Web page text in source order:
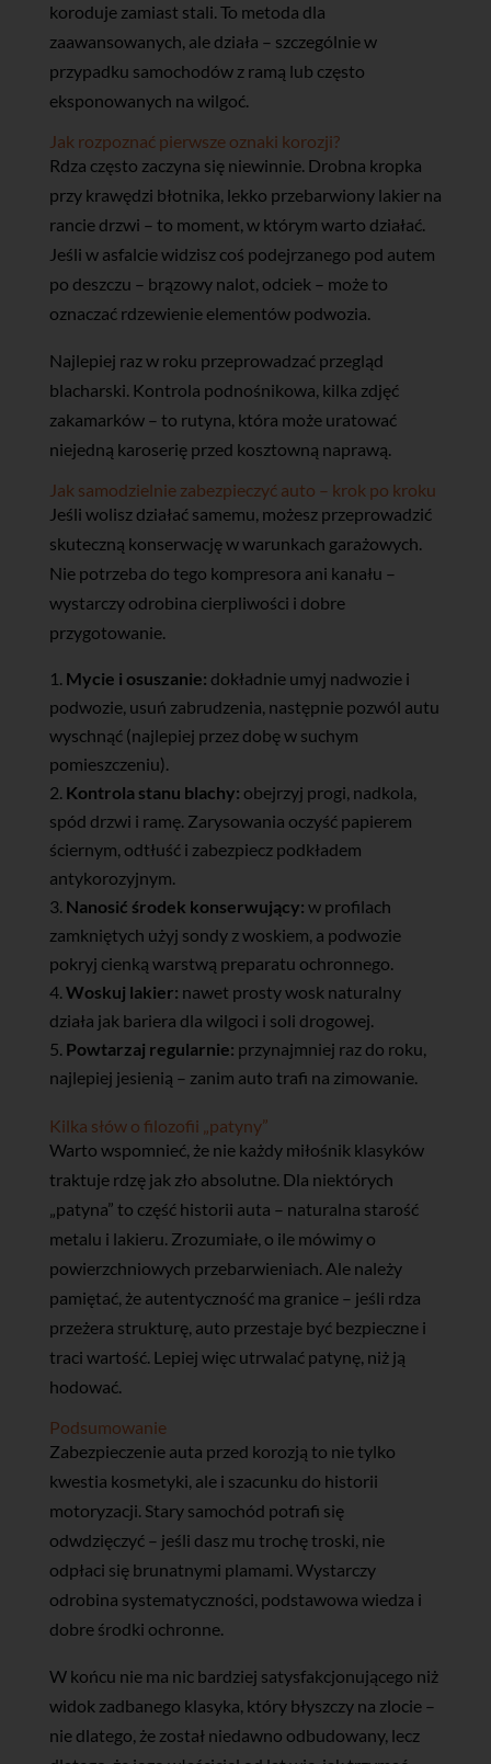
koroduje zamiast stali. To metoda dla
zaawansowanych, ale działa – szczególnie w
przypadku samochodów z ramą lub często
eksponowanych na wilgoć.
Jak rozpoznać pierwsze oznaki korozji?
Rdza często zaczyna się niewinnie. Drobna kropka
przy krawędzi błotnika, lekko przebarwiony lakier na
rancie drzwi – to moment, w którym warto działać.
Jeśli w asfalcie widzisz coś podejrzanego pod autem
po deszczu – brązowy nalot, odciek – może to
oznaczać rdzewienie elementów podwozia.
Najlepiej raz w roku przeprowadzać przegląd
blacharski. Kontrola podnośnikowa, kilka zdjęć
zakamarków – to rutyna, która może uratować
niejedną karoserię przed kosztowną naprawą.
Jak samodzielnie zabezpieczyć auto – krok po kroku
Jeśli wolisz działać samemu, możesz przeprowadzić
skuteczną konserwację w warunkach garażowych.
Nie potrzeba do tego kompresora ani kanału –
wystarczy odrobina cierpliwości i dobre
przygotowanie.
Mycie i osuszanie: dokładnie umyj nadwozie i
podwozie, usuń zabrudzenia, następnie pozwól autu
wyschnąć (najlepiej przez dobę w suchym
pomieszczeniu).
Kontrola stanu blachy: obejrzyj progi, nadkola,
spód drzwi i ramę. Zarysowania oczyść papierem
ściernym, odtłuść i zabezpiecz podkładem
antykorozyjnym.
Nanosić środek konserwujący: w profilach
zamkniętych użyj sondy z woskiem, a podwozie
pokryj cienką warstwą preparatu ochronnego.
Woskuj lakier: nawet prosty wosk naturalny
działa jak bariera dla wilgoci i soli drogowej.
Powtarzaj regularnie: przynajmniej raz do roku,
najlepiej jesienią – zanim auto trafi na zimowanie.
Kilka słów o filozofii „patyny”
Warto wspomnieć, że nie każdy miłośnik klasyków
traktuje rdzę jak zło absolutne. Dla niektórych
„patyna” to część historii auta – naturalna starość
metalu i lakieru. Zrozumiałe, o ile mówimy o
powierzchniowych przebarwieniach. Ale należy
pamiętać, że autentyczność ma granice – jeśli rdza
przeżera strukturę, auto przestaje być bezpieczne i
traci wartość. Lepiej więc utrwalać patynę, niż ją
hodować.
Podsumowanie
Zabezpieczenie auta przed korozją to nie tylko
kwestia kosmetyki, ale i szacunku do historii
motoryzacji. Stary samochód potrafi się
odwdzięczyć – jeśli dasz mu trochę troski, nie
odpłaci się brunatnymi plamami. Wystarczy
odrobina systematyczności, podstawowa wiedza i
dobre środki ochronne.
W końcu nie ma nic bardziej satysfakcjonującego niż
widok zadbanego klasyka, który błyszczy na zlocie –
nie dlatego, że został niedawno odbudowany, lecz